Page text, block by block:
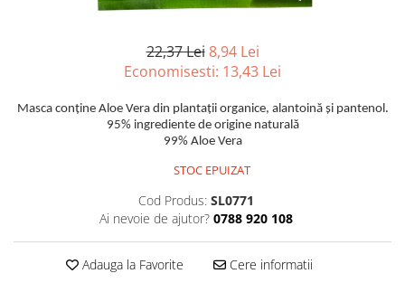
22,37 Lei 8,94 Lei
Economisesti: 13,43 Lei
Masca conține Aloe Vera din plantații organice, alantoină și pantenol.
95% ingrediente de origine naturală
99% Aloe Vera
STOC EPUIZAT
Cod Produs: SL0771
Ai nevoie de ajutor? 0788 920 108
Adauga la Favorite Cere informatii